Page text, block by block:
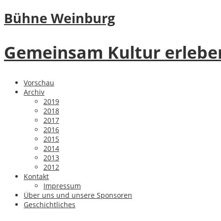
Bühne Weinburg
Gemeinsam Kultur
Vorschau
Archiv
2019
2018
2017
2016
2015
2014
2013
2012
Kontakt
Impressum
Über uns und unsere Sponsoren
Geschichtliches